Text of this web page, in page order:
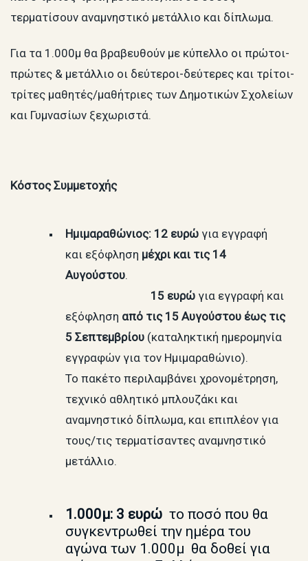
τερματίσουν αναμνηστικό μετάλλιο και δίπλωμα.
Για τα 1.000μ θα βραβευθούν με κύπελλο οι πρώτοι-
πρώτες & μετάλλιο οι δεύτεροι-δεύτερες και τρίτοι-
τρίτες μαθητές/μαθήτριες των Δημοτικών Σχολείων
και Γυμνασίων ξεχωριστά.
Κόστος Συμμετοχής
Ημιμαραθώνιος: 12 ευρώ για εγγραφή
και εξόφληση μέχρι και τις 14
Αυγούστου.
15 ευρώ για εγγραφή και
εξόφληση από τις 15 Αυγούστου έως τις
5 Σεπτεμβρίου (καταληκτική ημερομηνία
εγγραφών για τον Ημιμαραθώνιο).
Το πακέτο περιλαμβάνει χρονομέτρηση,
τεχνικό αθλητικό μπλουζάκι και
αναμνηστικό δίπλωμα, και επιπλέον για
τους/τις τερματίσαντες αναμνηστικό
μετάλλιο.
1.000μ: 3 ευρώ το ποσό που θα
συγκεντρωθεί την ημέρα του
αγώνα των 1.000μ θα δοθεί για